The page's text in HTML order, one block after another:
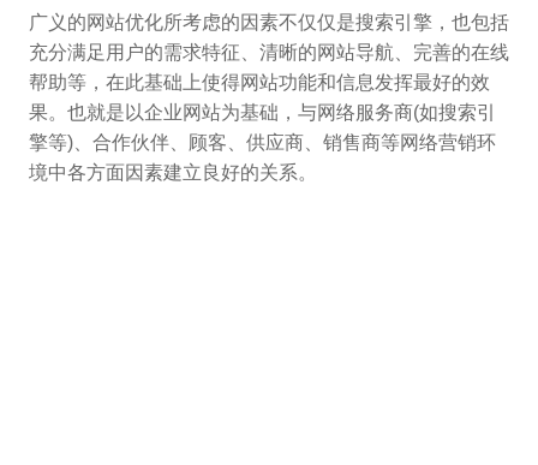
广义的网站优化所考虑的因素不仅仅是搜索引擎，也包括
充分满足用户的需求特征、清晰的网站导航、完善的在线
帮助等，在此基础上使得网站功能和信息发挥最好的效
果。也就是以企业网站为基础，与网络服务商(如搜索引
擎等)、合作伙伴、顾客、供应商、销售商等网络营销环
境中各方面因素建立良好的关系。